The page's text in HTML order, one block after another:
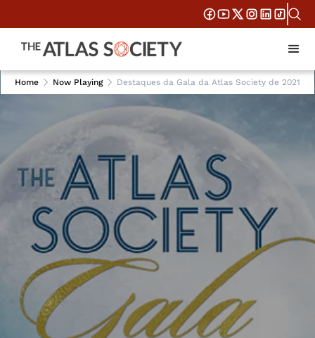
Home Now Playing Destaques da Gala da Atlas Society de 2021